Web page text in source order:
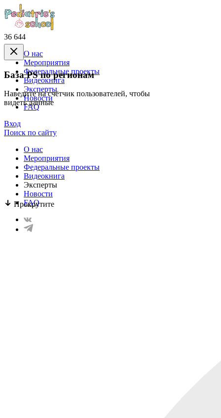
36 644
База PS по регионам
Наведите на счётчик пользователей, чтобы
видеть данные
Прокрутите
О нас
Mероприятия
Федеральные проекты
Видеокнига
Эксперты
Новости
FAQ
Вход
Поиск по сайту
О нас
Mероприятия
Федеральные проекты
Видеокнига
Эксперты
Новости
FAQ